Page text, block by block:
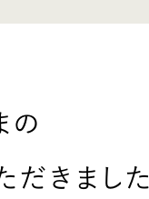
の
だきました